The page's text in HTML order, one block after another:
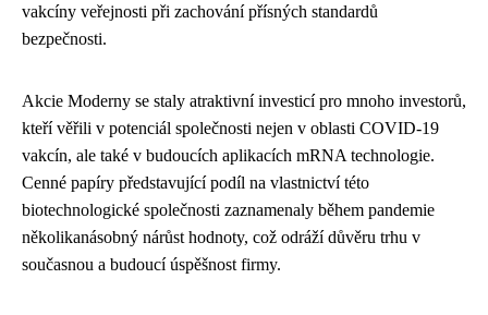
vakcíny veřejnosti při zachování přísných standardů
bezpečnosti.
Akcie Moderny se staly atraktivní investicí pro mnoho investorů,
kteří věřili v potenciál společnosti nejen v oblasti COVID-19
vakcín, ale také v budoucích aplikacích mRNA technologie.
Cenné papíry představující podíl na vlastnictví této
biotechnologické společnosti zaznamenaly během pandemie
několikanásobný nárůst hodnoty, což odráží důvěru trhu v
současnou a budoucí úspěšnost firmy.